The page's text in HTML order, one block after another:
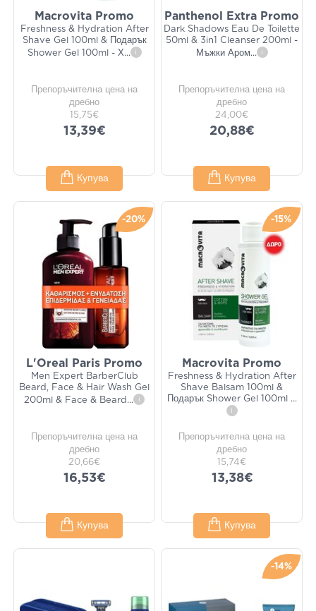
Macrovita Promo
Freshness & Hydration After
Shave Gel 100ml & Подарък
Shower Gel 100ml - Х... i
Препоръчителна цена на
дребно
15,75€
13,39€
Купува
Panthenol Extra Promo
Dark Shadows Eau De Toilette
50ml & 3in1 Cleanser 200ml -
Мъжки Аром... i
Препоръчителна цена на
дребно
24,00€
20,88€
Купува
-20%
L'Oreal Paris Promo
Men Expert BarberClub
Beard, Face & Hair Wash Gel
200ml & Face & Beard ... i
Препоръчителна цена на
дребно
20,66€
16,53€
Купува
-15%
Macrovita Promo
Freshness & Hydration After
Shave Balsam 100ml &
Подарък Shower Gel 100ml
...
i
Препоръчителна цена на
дребно
15,74€
13,38€
Купува
-14%